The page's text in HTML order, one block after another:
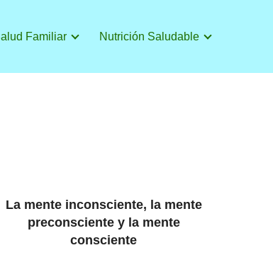
Familiar Nutrición Saludable
La mente inconsciente, la mente
preconsciente y la mente
consciente